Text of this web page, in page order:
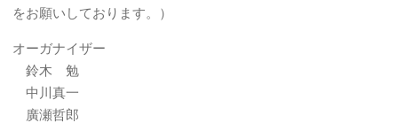
をお願いしております。）
オーガナイザー
鈴木 勉
中川真一
廣瀬哲郎